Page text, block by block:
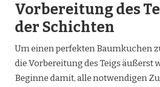
Vorbereitung des
der Schichten
Um einen perfekten Baumkuchen
die Vorbereitung des Teigs äußerst
Beginne damit, alle notwendigen